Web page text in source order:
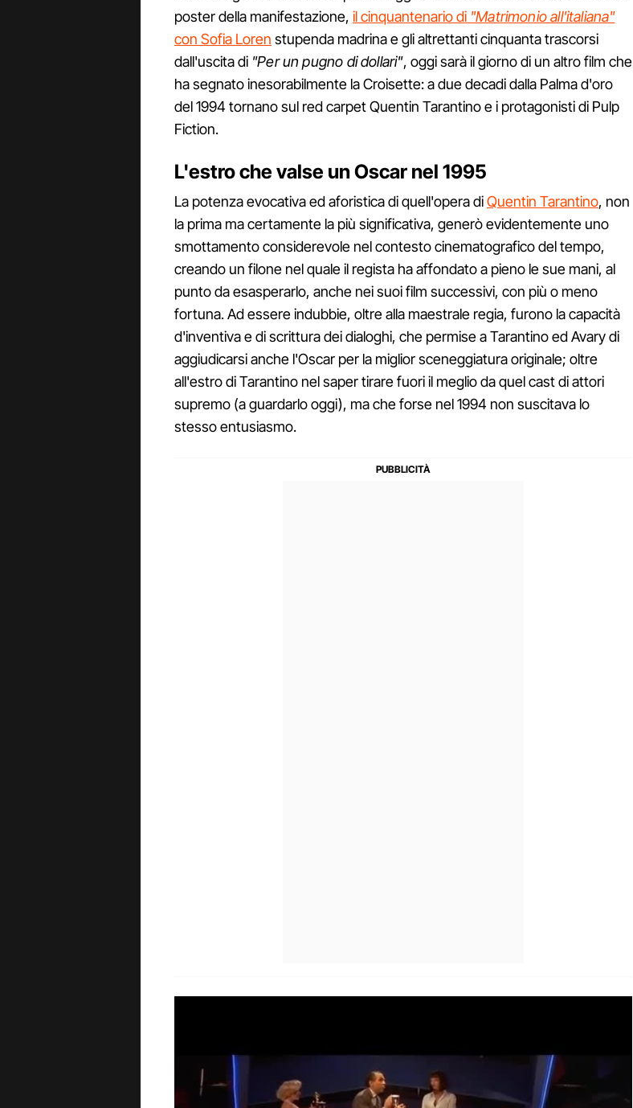
poster della manifestazione, il cinquantenario di "Matrimonio all'italiana"
con Sofia Loren stupenda madrina e gli altrettanti cinquanta trascorsi
dall'uscita di "Per un pugno di dollari", oggi sarà il giorno di un altro film che
ha segnato inesorabilmente la Croisette: a due decadi dalla Palma d'oro
del 1994 tornano sul red carpet Quentin Tarantino e i protagonisti di Pulp
Fiction.
L'estro che valse un Oscar nel 1995
La potenza evocativa ed aforistica di quell'opera diQuentin Tarantino, non
la prima ma certamente la più significativa, generò evidentemente uno
smottamento considerevole nel contesto cinematografico del tempo,
creando un filone nel quale il regista ha affondato a pieno le sue mani, al
punto da esasperarlo, anche nei suoi film successivi, con più o meno
fortuna. Ad essere indubbie, oltre alla maestrale regia, furono la capacità
d'inventiva e di scrittura dei dialoghi, che permise a Tarantino ed Avary di
aggiudicarsi anche l'Oscar per la miglior sceneggiatura originale; oltre
all'estro di Tarantino nel saper tirare fuori il meglio da quel cast di attori
supremo (a guardarlo oggi), ma che forse nel 1994 non suscitava lo
stesso entusiasmo.